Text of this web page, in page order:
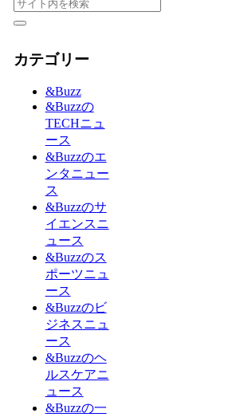
カテゴリー
&Buzz
&Buzzの
TECHニュ
ース
&Buzzのエ
ンタニュー
ス
&Buzzのサ
イエンスニ
ュース
&Buzzのス
ポーツニュ
ース
&Buzzのビ
ジネスニュ
ース
&Buzzのヘ
ルスケアニ
ュース
&Buzzの一